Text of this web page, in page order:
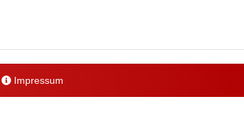
Impressum